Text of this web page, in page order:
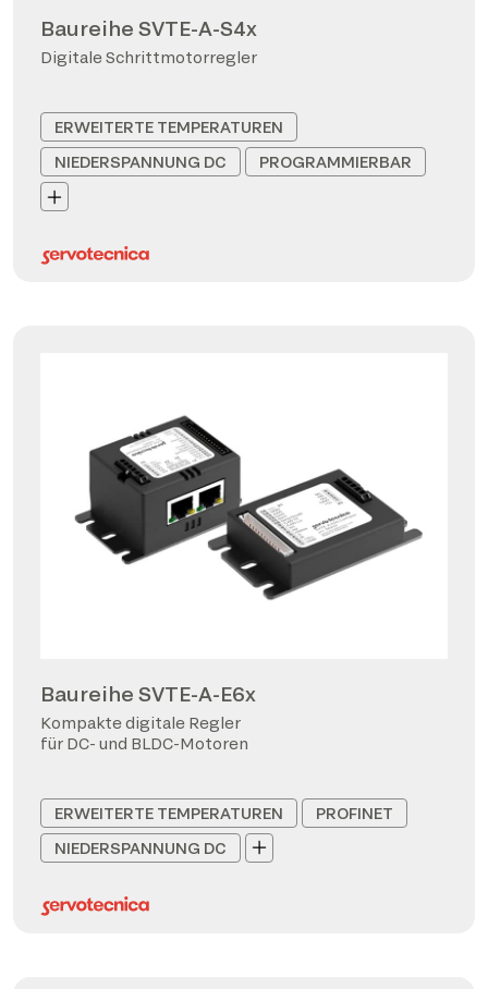
Baureihe SVTE-A-S4x
Digitale Schrittmotorregler
ERWEITERTE TEMPERATUREN
NIEDERSPANNUNG DC
PROGRAMMIERBAR
Baureihe SVTE-A-E6x
Kompakte digitale Regler
für DC- und BLDC-Motoren
ERWEITERTE TEMPERATUREN
PROFINET
NIEDERSPANNUNG DC